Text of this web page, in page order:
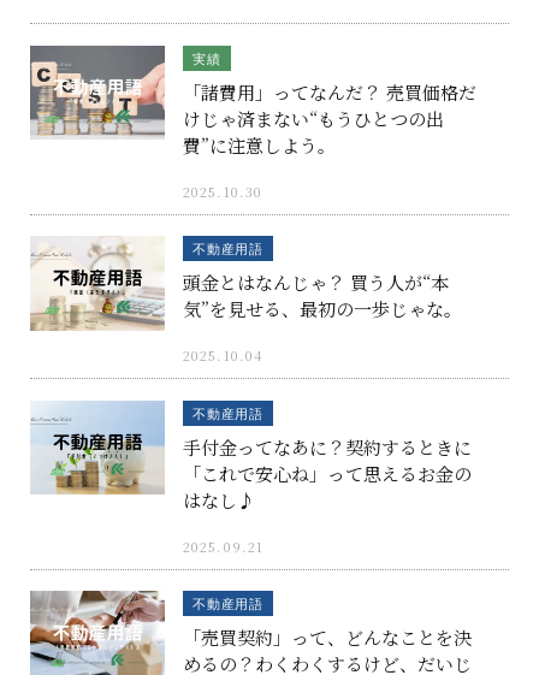
実績
「諸費用」ってなんだ？ 売買価格だ
けじゃ済まない“もうひとつの出
費”に注意しよう。
2025.10.30
不動産用語
頭金とはなんじゃ？ 買う人が“本
気”を見せる、最初の一歩じゃな。
2025.10.04
不動産用語
手付金ってなあに？契約するときに
「これで安心ね」って思えるお金の
はなし♪
2025.09.21
不動産用語
「売買契約」って、どんなことを決
めるの？わくわくするけど、だいじ